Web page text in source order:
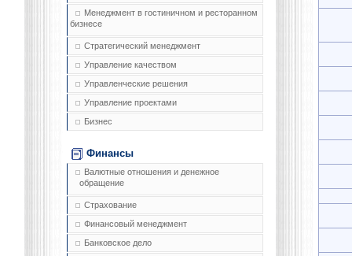
Менеджмент в гостиничном и ресторанном
бизнесе
Стратегический менеджмент
Управление качеством
Управленческие решения
Управление проектами
Бизнес
Финансы
Валютные отношения и денежное
обращение
Страхование
Финансовый менеджмент
Банковское дело